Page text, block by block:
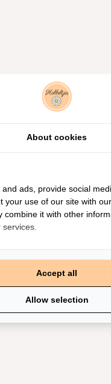
About cookies
ads, provide social
your use of our site with
it with other
Allow selection
Accept all